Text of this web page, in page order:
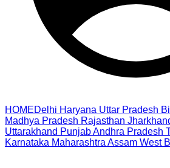
HOMEDelhi Haryana Uttar Pradesh
Madhya Pradesh Rajasthan
Uttarakhand PunjabAndhra Pradesh
Karnataka Maharashtra Assam West